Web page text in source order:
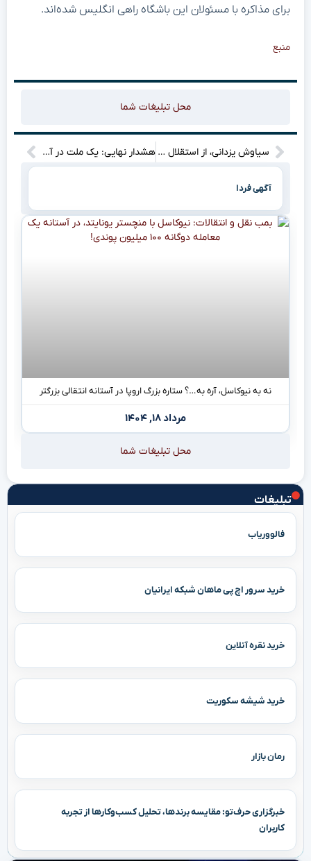
تبلیغات
فالووریاب
خرید سرور اچ پی ماهان شبکه ایرانیان
خرید نقره آنلاین
خرید شیشه سکوریت
رمان بازار
خبرگزاری حرف‌تو: مقایسه برندها، تحلیل کسب‌وکارها از تجربه
کاربران
برای مذاکره با مسئولان این باشگاه راهی انگلیس شده‌اند.
منبع
محل تبلیغات شما
سیاوش یزدانی، از استقلال تا سیرجان؛ یک انتقال غیرمنتظره! هشدار نهایی: یک ملت در آستانه مهاجرت اجباری! (گرمایش زمین، آغاز یک کوچ بزرگ؟)
آگهی فردا
نه به نیوکاسل، آره به…؟ ستاره بزرگ اروپا در آستانه انتقالی بزرگتر
مرداد ۱۸, ۱۴۰۴
محل تبلیغات شما